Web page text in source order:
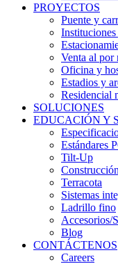
PROYECTOS
Puente y
Venta al por
Oficina y
Estadios y
Residencial
SOLUCIONES
EDUCACIÓN Y
Estándares
Tilt-Up
Terracota
Sistemas
Ladrillo fino
Accesorios/
Blog
CONTÁCTENOS
Careers